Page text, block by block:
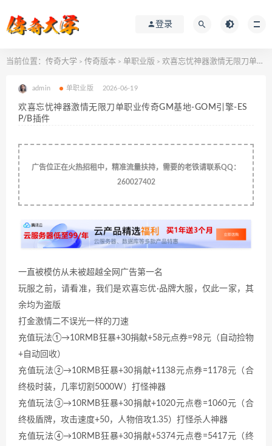
登录
当前位置： 传奇大学 > 传奇版本 > 单职业版 > 欢喜忘忧神器激情无限刀单职业传奇GM基地-GOM引擎-ESP/B插件
admin 单职业版 2026-06-19
欢喜忘忧神器激情无限刀单职业传奇GM基地-GOM引擎-ES
P/B插件
广告位正在火热招租中，精准流量扶持，需要的老铁请联系QQ：
260027402
一直被模仿从未被超越全网广告第一名
玩服之前，请看准，我们是欢喜忘优·品牌大服，仅此一家，其
余均为盗版
打金激情二不误光一样的刀速
充值玩法①→10RMB狂暴+30捐献+58元点券=98元（自动捡物
+自动回收）
充值玩法②→10RMB狂暴+30捐献+1138元点券=1178元（合
终极时装，几率切割5000W）打怪神器
充值玩法③→10RMB狂暴+30捐献+1020元点卷=1060元（合
终极盾牌，攻击速度+50，人物倍攻1.35）打怪杀人神器
充值玩法④→10RMB狂暴+30捐献+5374元点卷=5417元（终